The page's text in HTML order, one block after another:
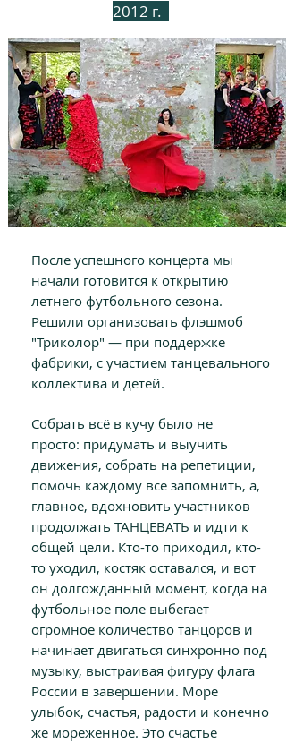
2012 г.
После успешного концерта мы
начали готовится к открытию
летнего футбольного сезона.
Решили организовать флэшмоб
"Триколор" — при поддержке
фабрики, с участием танцевального
коллектива и детей.
Собрать всё в кучу было не
просто: придумать и выучить
движения, собрать на репетиции,
помочь каждому всё запомнить, а,
главное, вдохновить участников
продолжать ТАНЦЕВАТЬ и идти к
общей цели. Кто-то приходил, кто-
то уходил, костяк оставался, и вот
он долгожданный момент, когда на
футбольное поле выбегает
огромное количество танцоров и
начинает двигаться синхронно под
музыку, выстраивая фигуру флага
России в завершении. Море
улыбок, счастья, радости и конечно
же мореженное. Это счастье